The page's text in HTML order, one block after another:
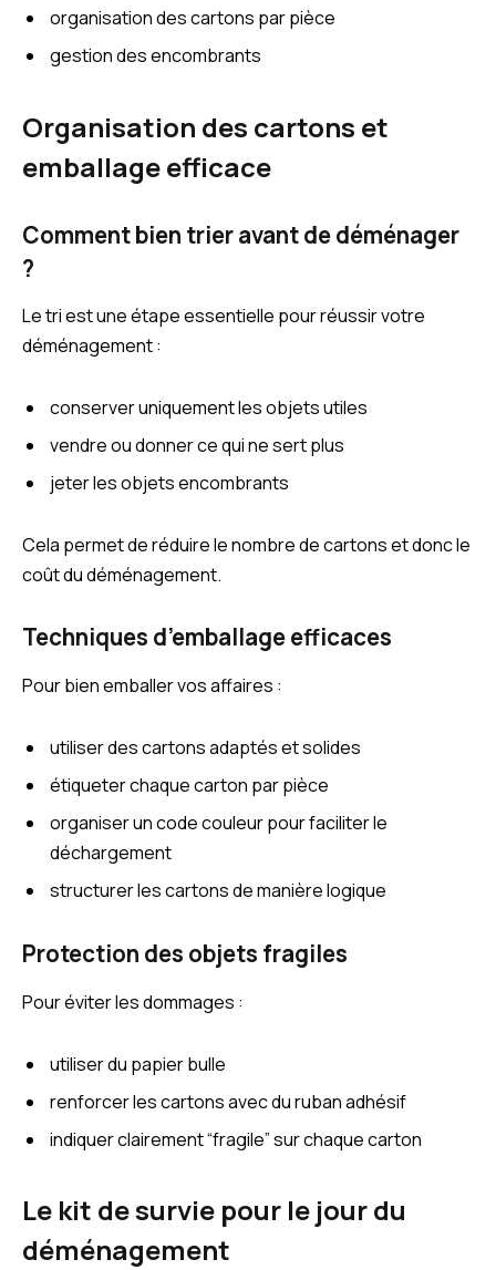
organisation des cartons par pièce
gestion des encombrants
Organisation des cartons et
emballage efficace
Comment bien trier avant de déménager
?
Le tri est une étape essentielle pour réussir votre
déménagement :
conserver uniquement les objets utiles
vendre ou donner ce qui ne sert plus
jeter les objets encombrants
Cela permet de réduire le nombre de cartons et donc le
coût du déménagement.
Techniques d’emballage efficaces
Pour bien emballer vos affaires :
utiliser des cartons adaptés et solides
étiqueter chaque carton par pièce
organiser un code couleur pour faciliter le
déchargement
structurer les cartons de manière logique
Protection des objets fragiles
Pour éviter les dommages :
utiliser du papier bulle
renforcer les cartons avec du ruban adhésif
indiquer clairement “fragile” sur chaque carton
Le kit de survie pour le jour du
déménagement